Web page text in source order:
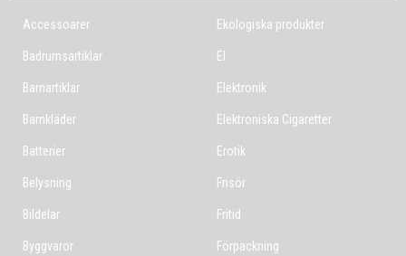
Accessoarer
Badrumsartiklar
Barnartiklar
Barnkläder
Batterier
Belysning
Bildelar
Byggvaror
Ekologiska produkter
El
Elektronik
Elektroniska Cigaretter
Erotik
Frisör
Fritid
Förpackning